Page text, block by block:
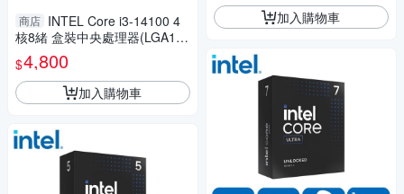
商店 INTEL Core i3-14100 4
核8緒 盒裝中央處理器(LGA170
0/含風扇/含內顯)
$4,800
加入購物車
加入購物車